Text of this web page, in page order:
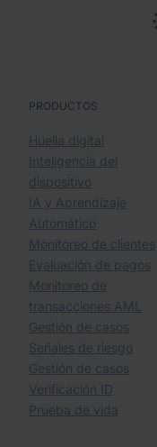
PRODUCTOS
Huella digital
Inteligencia del
dispositivo
IA y Aprendizaje
Automático
Monitoreo de clientes
Evaluación de pagos
Monitoreo de
transacciones AML
Gestión de casos
Señales de riesgo
Gestión de casos
Verificación ID
Prueba de vida